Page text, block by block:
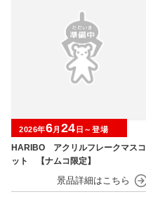
HARIBO アクリルフレークマスコ
ット 【ナムコ限定】
2026年6月 24 日～登場